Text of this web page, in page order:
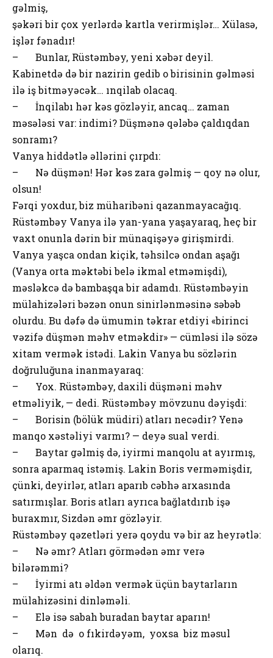
gəlmiş,
şəkəri bir çox yerlərdə kartla verirmişlər… Xülasə,
işlər fənadır!
– Bunlar, Rüstəmbəy, yeni xəbər deyil.
Kabinetdə də bir nazirin gedib o birisinin gəlməsi
ilə iş bitməyəcək… ınqilab olacaq.
– İnqilabı hər kəs gözləyir, ancaq… zaman
məsələsi var: indimi? Düşmənə qələbə çaldıqdan
sonramı?
Vanya hiddətlə əllərini çırpdı:
– Nə düşmən! Hər kəs zara gəlmiş — qoy nə olur,
olsun!
Fərqi yoxdur, biz müharibəni qazanmayacağıq.
Rüstəmbəy Vanya ilə yan-yana yaşayaraq, heç bir
vaxt onunla dərin bir münaqişəyə girişmirdi.
Vanya yaşca ondan kiçik, təhsilcə ondan aşağı
(Vanya orta məktəbi belə ikmal etməmişdi),
məsləkcə də bambaşqa bir adamdı. Rüstəmbəyin
mülahizələri bəzən onun sinirlənməsinə səbəb
olurdu. Bu dəfə də ümumin təkrar etdiyi «birinci
vəzifə düşmən məhv etməkdir» — cümləsi ilə sözə
xitam vermək istədi. Lakin Vanya bu sözlərin
doğruluğuna inanmayaraq:
– Yox. Rüstəmbəy, daxili düşməni məhv
etməliyik, — dedi. Rüstəmbəy mövzunu dəyişdi:
– Borisin (bölük müdiri) atları necədir? Yenə
manqo xəstəliyi varmı? — deyə sual verdi.
– Baytar gəlmiş də, iyirmi manqolu at ayırmış,
sonra aparmaq istəmiş. Lakin Boris verməmişdir,
çünki, deyirlər, atları aparıb cəbhə arxasında
satırmışlar. Boris atları ayrıca bağlatdırıb işə
buraxmır, Sizdən əmr gözləyir.
Rüstəmbəy qəzetləri yerə qoydu və bir az heyrətlə:
– Nə əmr? Atları görmədən əmr verə
bilərəmmi?
– İyirmi atı əldən vermək üçün baytarların
mülahizəsini dinləməli.
– Elə isə sabah buradan baytar aparın!
– Mən də o fıkirdəyəm, yoxsa biz məsul
olarıq.